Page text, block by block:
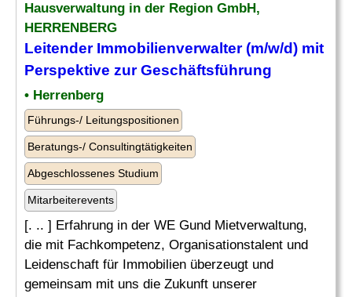
Hausverwaltung in der Region GmbH,
HERRENBERG
LeitenderImmobilienverwalter (m/w/d) mit
Perspektive zur Geschäftsführung
• Herrenberg
Führungs-/ Leitungspositionen
Beratungs-/ Consultingtätigkeiten
Abgeschlossenes Studium
Mitarbeiterevents
[. .. ] Erfahrung in der WE Gund Mietverwaltung,
die mit Fachkompetenz, Organisationstalent und
Leidenschaft für Immobilien überzeugt und
gemeinsam mit uns die Zukunft unserer